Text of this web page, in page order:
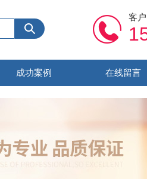
客
成功案例 在线留言